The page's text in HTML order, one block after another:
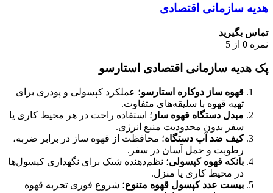
هدیه سازمانی اقتصادی
تماس بگیرید
نمره 0 از 5
پک هدیه سازمانی اقتصادی استارسو
قهوه ساز دوکاره استارسو؛ عملکرد کپسولی و پودری برای
تهیه قهوه با سلیقه‌های متفاوت.
مبدل دستگاه قهوه ساز ؛ استفاده راحت در هر محیط کاری یا
سفر بدون محدودیت منبع انرژی.
کیف ضد آب دستگاه؛ محافظت از قهوه ساز در برابر ضربه،
رطوبت و حمل آسان در سفر.
بانکه قهوه کپسولی؛ نظم‌دهنده شیک برای نگهداری کپسول‌ها
در محیط کاری یا منزل.
بیست عدد کپسول قهوه متنوع؛ شروع فوری تجربه قهوه